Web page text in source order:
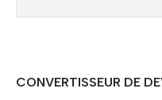
CONVERTISSEUR DE